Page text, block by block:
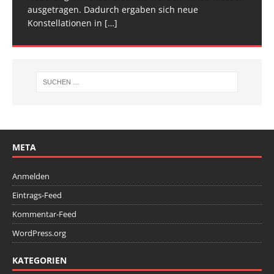
ausgetragen. Dadurch ergaben sich neue
Konstellationen in […]
Wettkampfwochenende: Am Samstag standen die
Deutschen[…]
META
Anmelden
Eintrags-Feed
Kommentar-Feed
WordPress.org
KATEGORIEN